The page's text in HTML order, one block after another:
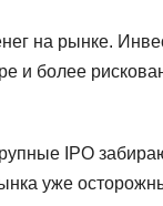
на рынке.
и более
IPO
уже